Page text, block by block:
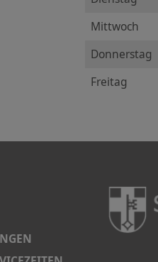
Mittwoch
Donnerstag
Freitag